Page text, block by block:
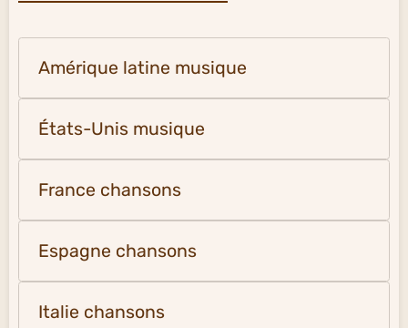
Amérique latine musique
États-Unis musique
France chansons
Espagne chansons
Italie chansons